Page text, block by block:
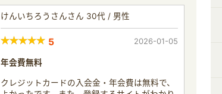
けんいちろうさんさん 30代 / 男性
5 2026-01-05
年会費無料
クレジットカードの入会金・年会費は無料で、